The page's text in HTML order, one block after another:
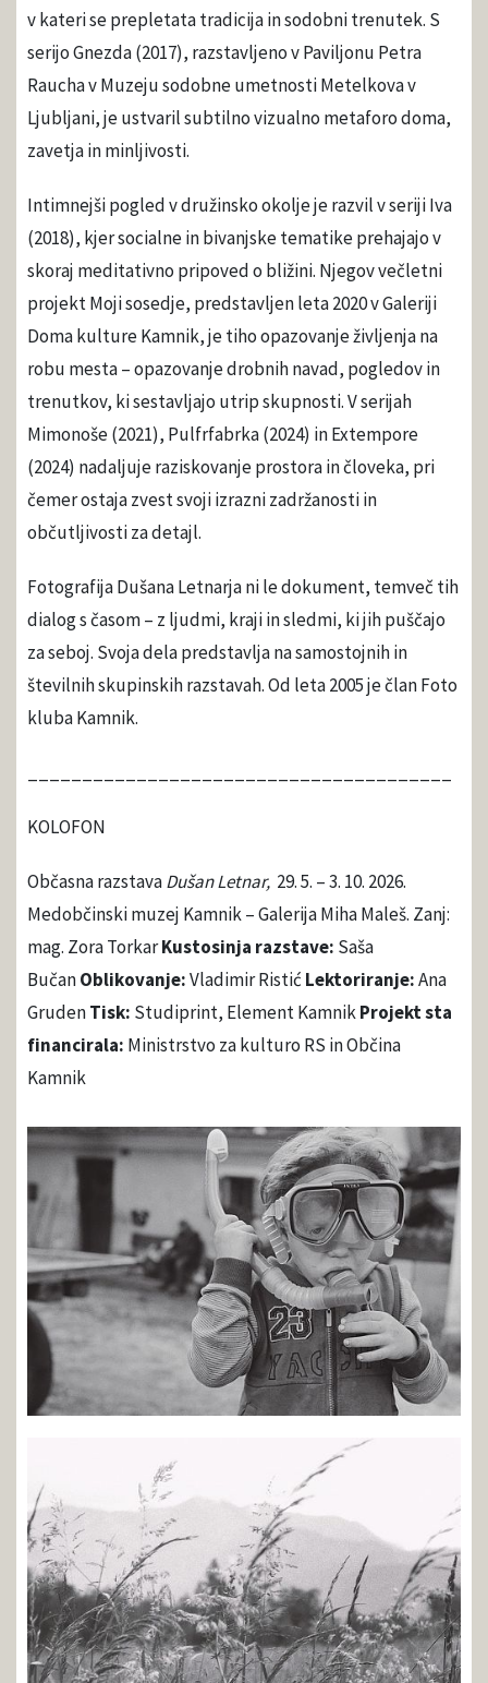
v kateri se prepletata tradicija in sodobni trenutek. S
serijo Gnezda (2017), razstavljeno v Paviljonu Petra
Raucha v Muzeju sodobne umetnosti Metelkova v
Ljubljani, je ustvaril subtilno vizualno metaforo doma,
zavetja in minljivosti.
Intimnejši pogled v družinsko okolje je razvil v seriji Iva
(2018), kjer socialne in bivanjske tematike prehajajo v
skoraj meditativno pripoved o bližini. Njegov večletni
projekt Moji sosedje, predstavljen leta 2020 v Galeriji
Doma kulture Kamnik, je tiho opazovanje življenja na
robu mesta – opazovanje drobnih navad, pogledov in
trenutkov, ki sestavljajo utrip skupnosti. V serijah
Mimonoše (2021), Pulfrfabrka (2024) in Extempore
(2024) nadaljuje raziskovanje prostora in človeka, pri
čemer ostaja zvest svoji izrazni zadržanosti in
občutljivosti za detajl.
Fotografija Dušana Letnarja ni le dokument, temveč tih
dialog s časom – z ljudmi, kraji in sledmi, ki jih puščajo
za seboj. Svoja dela predstavlja na samostojnih in
številnih skupinskih razstavah. Od leta 2005 je član Foto
kluba Kamnik.
KOLOFON
Občasna razstavaDušan Letnar, 29. 5. – 3. 10. 2026.
Medobčinski muzej Kamnik – Galerija Miha Maleš. Zanj:
mag. Zora TorkarKustosinja razstave: Saša
BučanOblikovanje:Vladimir Ristić Lektoriranje:Ana
GrudenTisk: Studiprint, Element KamnikProjekt sta
financirala: Ministrstvo za kulturo RS in Občina
Kamnik